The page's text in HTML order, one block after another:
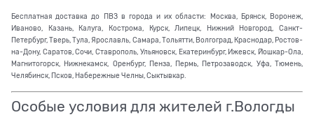
Бесплатная доставка до ПВЗ в города и их области: Москва, Брянск, Воронеж,
Иваново, Казань, Калуга, Кострома, Курск, Липецк, Нижний Новгород, Санкт-
Петербург, Тверь, Тула, Ярославль, Самара, Тольятти, Волгоград, Краснодар, Ростов-
на-Дону, Саратов, Сочи, Ставрополь, Ульяновск, Екатеринбург, Ижевск, Йошкар-Ола,
Магнитогорск, Нижнекамск, Оренбург, Пенза, Пермь, Петрозаводск, Уфа, Тюмень,
Челябинск, Псков, Набережные Челны, Сыктывкар.
Особые условия для жителей г.Вологды